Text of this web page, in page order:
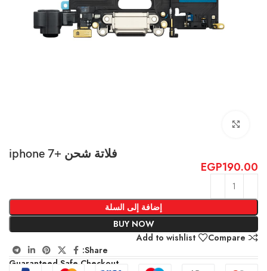
فلاتة شحن +iphone 7
EGP190.00
إضافة إلى السلة
BUY NOW
Compare
Add to wishlist
Share:
Guaranteed Safe Checkout